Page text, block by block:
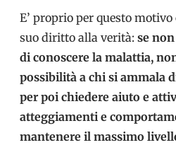
E’ proprio per questo
suo diritto alla verità: se
di conoscere la malattia,
possibilità a chi si ammala
per poi chiedere aiuto e
atteggiamenti e
mantenere il massimo